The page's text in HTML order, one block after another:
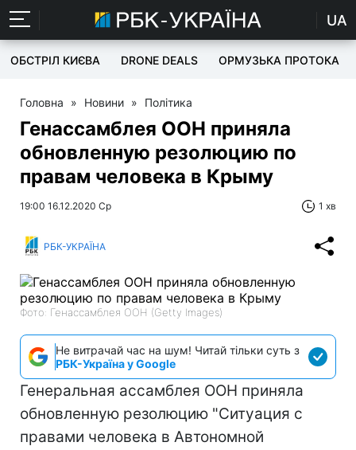
UA
ОБСТРІЛ КИЄВА DRONE DEALS ОРМУЗЬКА ПРОТОКА
Головна » Новини » Політика
Генассамблея ООН приняла
обновленную резолюцию по
правам человека в Крыму
19:00 16.12.2020 Ср 1 хв
РБК-УКРАЇНА
Фото: Генассамблея ООН (Getty Images)
Не витрачай час на шум! Читай тільки суть з
РБК-Україна у Google
Генеральная ассамблея ООН приняла
обновленную резолюцию "Ситуация с
правами человека в Автономной